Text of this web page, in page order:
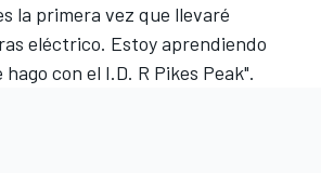
la primera vez que llevaré
eléctrico. Estoy aprendiendo
con el I.D. R Pikes Peak".